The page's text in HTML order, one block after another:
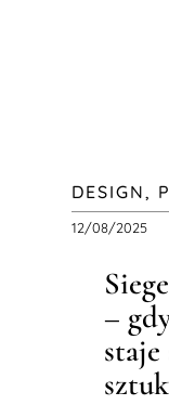
DESIGN,
12/08/2025
–
staje